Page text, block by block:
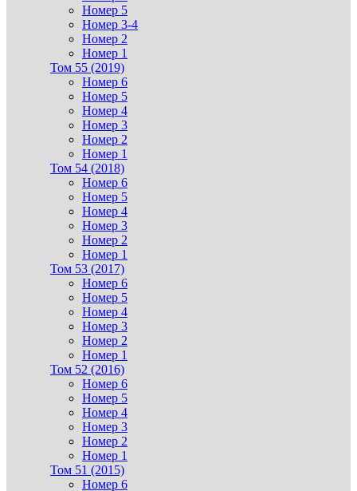
Номер 5
Номер 3-4
Номер 2
Номер 1
Том 55 (2019)
Номер 6
Номер 5
Номер 4
Номер 3
Номер 2
Номер 1
Том 54 (2018)
Номер 6
Номер 5
Номер 4
Номер 3
Номер 2
Номер 1
Том 53 (2017)
Номер 6
Номер 5
Номер 4
Номер 3
Номер 2
Номер 1
Том 52 (2016)
Номер 6
Номер 5
Номер 4
Номер 3
Номер 2
Номер 1
Том 51 (2015)
Номер 6